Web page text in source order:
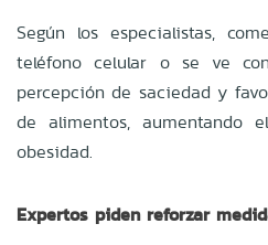
Según los especialistas,
teléfono celular o se ve
percepción de saciedad y
de alimentos, aumentando
obesidad.
Expertos piden reforzar